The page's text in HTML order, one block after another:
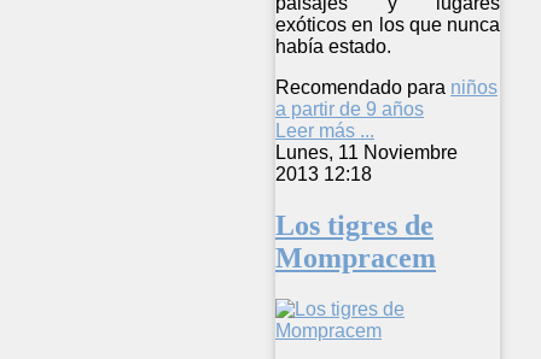
exóticos en los que nunca
había estado.
Recomendado para niños
a partir de 9 años
Leer más ...
Lunes, 11 Noviembre
2013 12:18
Los tigres de
Mompracem